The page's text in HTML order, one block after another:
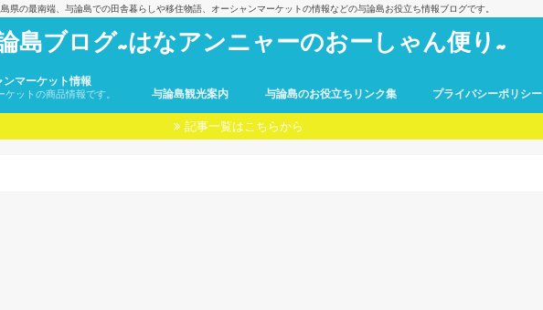
島県の最南端、与論島での田舎暮らしや移住物語、オーシャンマーケットの情報などの与論島お役立ち情報ブログです。
島ブログ~はなアンニャーのおーしゃん便り~
ンマーケット情報
ケットの商品情報です。 与論島観光案内 与論島のお役立ちリンク集 プライバシーポリシー
記事一覧はこちらから